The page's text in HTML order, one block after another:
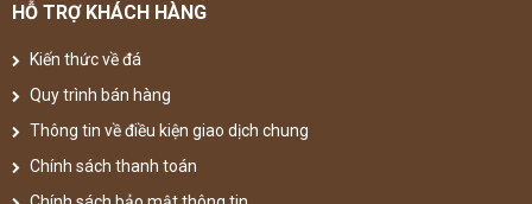
HỖ TRỢ KHÁCH HÀNG
Kiến thức về đá
Quy trình bán hàng
Thông tin về điều kiện giao dịch chung
Chính sách thanh toán